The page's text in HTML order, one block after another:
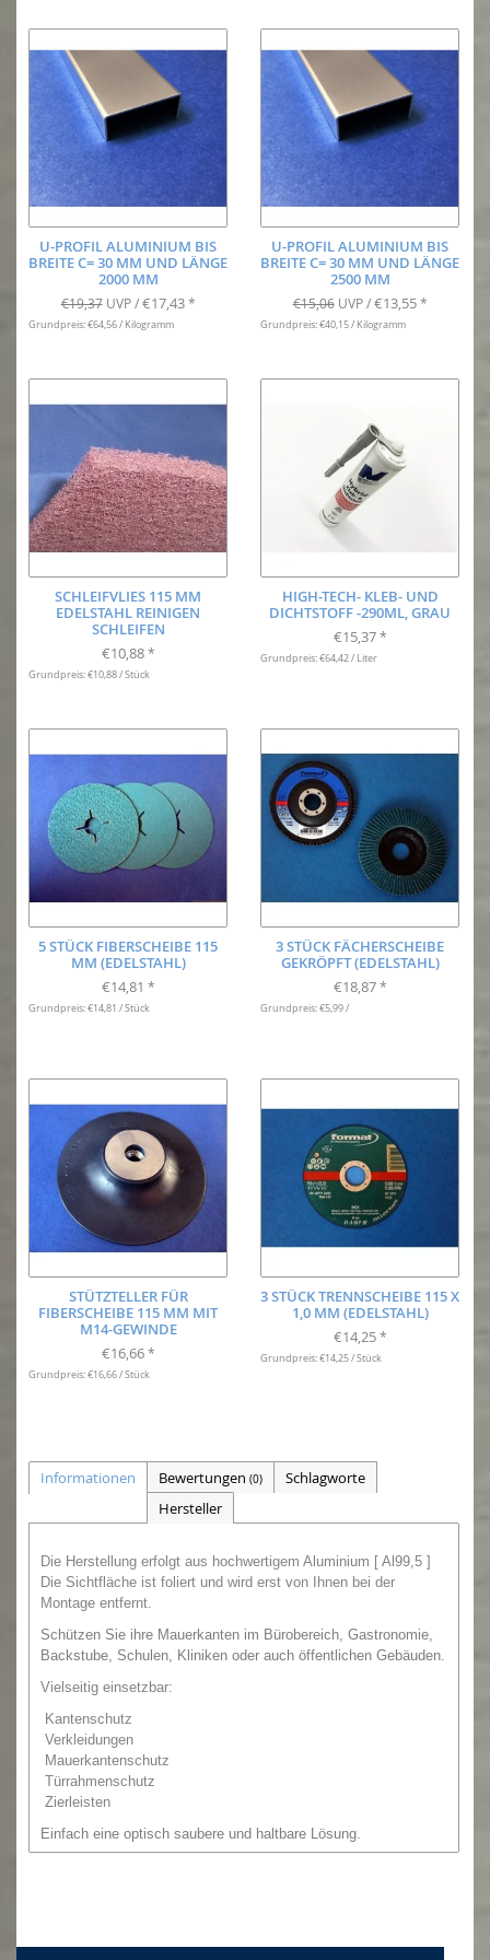
U-PROFIL ALUMINIUM BIS
BREITE C= 30 MM UND LÄNGE
2000 MM
€19,37 UVP /€17,43 *
Grundpreis: €64,56 / Kilogramm
U-PROFIL ALUMINIUM BIS
BREITE C= 30 MM UND LÄNGE
2500 MM
€15,06 UVP /€13,55 *
Grundpreis: €40,15 / Kilogramm
SCHLEIFVLIES 115 MM
EDELSTAHL REINIGEN
SCHLEIFEN
€10,88 *
Grundpreis: €10,88 / Stück
HIGH-TECH- KLEB- UND
DICHTSTOFF -290ML, GRAU
€15,37 *
Grundpreis: €64,42 / Liter
5 STÜCK FIBERSCHEIBE 115
MM (EDELSTAHL)
€14,81 *
Grundpreis: €14,81 / Stück
3 STÜCK FÄCHERSCHEIBE
GEKRÖPFT (EDELSTAHL)
€18,87 *
Grundpreis: €5,99 /
STÜTZTELLER FÜR
FIBERSCHEIBE 115 MM MIT
M14-GEWINDE
€16,66 *
Grundpreis: €16,66 / Stück
3 STÜCK TRENNSCHEIBE 115 X
1,0 MM (EDELSTAHL)
€14,25 *
Grundpreis: €14,25 / Stück
Informationen Bewertungen (0)
Schlagworte
Hersteller
Die Herstellung erfolgt aus hochwertigem Aluminium [ Al99,5 ]
Die Sichtfläche ist foliert und wird erst von Ihnen bei der
Montage entfernt.
Schützen Sie ihre Mauerkanten im Bürobereich, Gastronomie,
Backstube, Schulen, Kliniken oder auch öffentlichen Gebäuden.
Vielseitig einsetzbar:
Kantenschutz
Verkleidungen
Mauerkantenschutz
Türrahmenschutz
Zierleisten
Einfach eine optisch saubere und haltbare Lösung.
als Facette deutlicher zu sehen, als bei 1,5 oder 2 mm. Das